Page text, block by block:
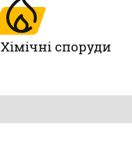
Xімічні споруди